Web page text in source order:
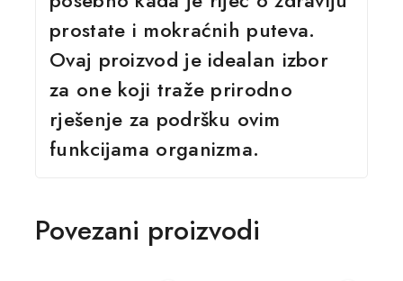
prostate i mokraćnih puteva.
Ovaj proizvod je idealan izbor
za one koji traže prirodno
rješenje za podršku ovim
funkcijama organizma.
Povezani proizvodi